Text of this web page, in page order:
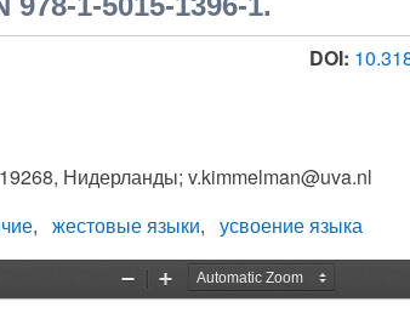
DOI:
Нидерланды; v.kimmelman@uva.nl
жестовые языки усвоение языка